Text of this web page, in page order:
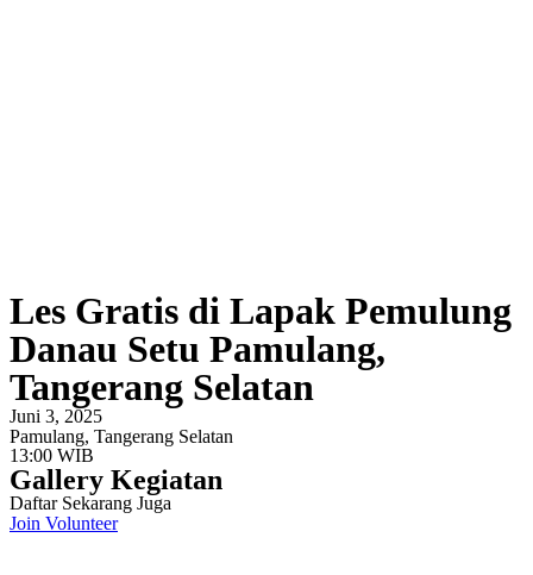
Les Gratis di Lapak Pemulung
Danau Setu Pamulang,
Tangerang Selatan
Juni 3, 2025
Pamulang, Tangerang Selatan
13:00 WIB
Gallery Kegiatan
Daftar Sekarang Juga
Join Volunteer